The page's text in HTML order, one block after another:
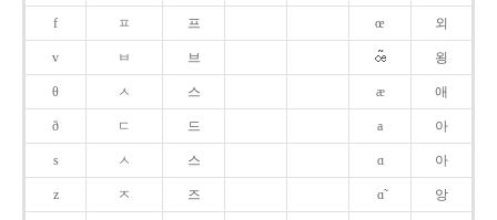
f ㅍ 프 œ 외
v ㅂ 브 욍
θ ㅅ 스 æ 애
ð ㄷ 드 a 아
s ㅅ 스 ɑ 아
z ㅈ 즈 ɑ̃ 앙